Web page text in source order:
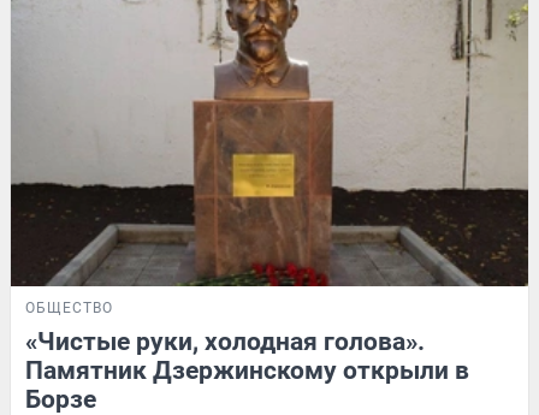
ОБЩЕСТВО
«Чистые руки, холодная голова».
Памятник Дзержинскому открыли в
Борзе